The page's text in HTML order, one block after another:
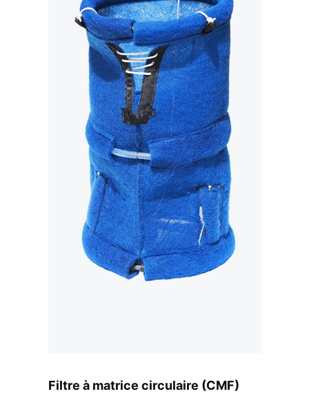
Filtre à matrice circulaire (CMF)